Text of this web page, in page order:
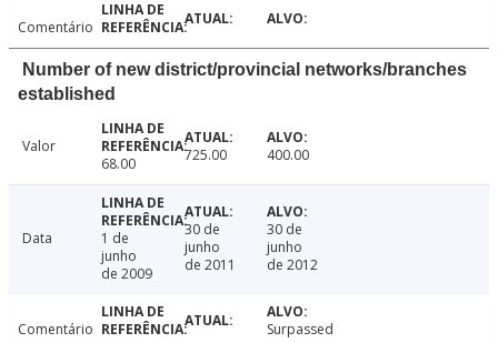
Comentário
Number of new district/provincial networks/branches
established
Valor
68.00
725.00 400.00
Data
1 de
junho
de 2009
30 de
junho
de 2011
30 de
junho
de 2012
Comentário Surpassed